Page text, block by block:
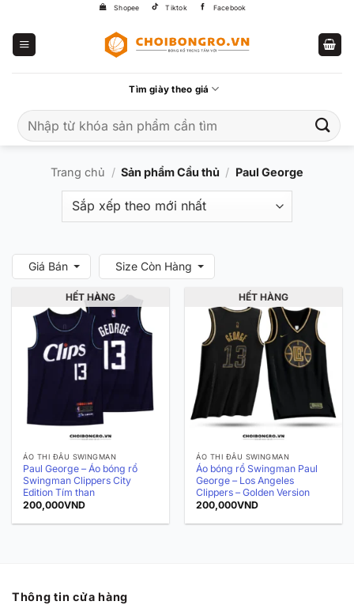
Shopee Tiktok Facebook
Tìm giày theo giá
kiếm:
Trang chủ / Sản phẩm Cầu thủ / Paul George
Giá Bán Size Còn Hàng
HẾT HÀNG
ÁO THI ĐẤU SWINGMAN
Paul George – Áo bóng rổ
Swingman Clippers City
Edition Tím than
200,000VND
HẾT HÀNG
ÁO THI ĐẤU SWINGMAN
Áo bóng rổ Swingman Paul
George – Los Angeles
Clippers – Golden Version
200,000VND
Thông tin cửa hàng